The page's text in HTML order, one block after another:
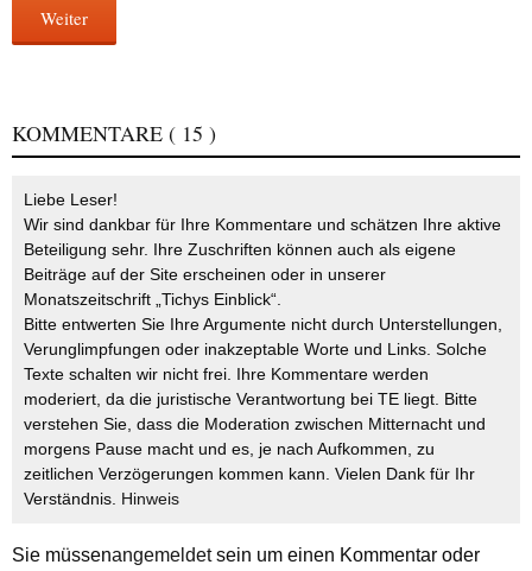
Weiter
KOMMENTARE ( 15 )
Liebe Leser!
Wir sind dankbar für Ihre Kommentare und schätzen Ihre aktive
Beteiligung sehr. Ihre Zuschriften können auch als eigene
Beiträge auf der Site erscheinen oder in unserer
Monatszeitschrift „Tichys Einblick“.
Bitte entwerten Sie Ihre Argumente nicht durch Unterstellungen,
Verunglimpfungen oder inakzeptable Worte und Links. Solche
Texte schalten wir nicht frei. Ihre Kommentare werden
moderiert, da die juristische Verantwortung bei TE liegt. Bitte
verstehen Sie, dass die Moderation zwischen Mitternacht und
morgens Pause macht und es, je nach Aufkommen, zu
zeitlichen Verzögerungen kommen kann. Vielen Dank für Ihr
Verständnis. Hinweis
Sie müssenangemeldetsein um einen Kommentar oder